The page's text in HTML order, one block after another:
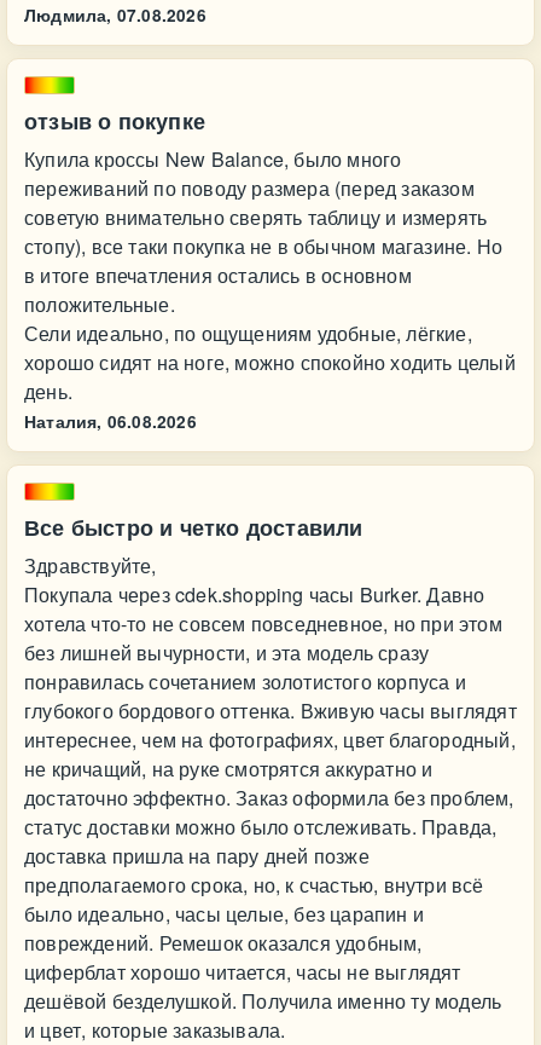
Людмила, 07.08.2026
отзыв о покупке
Купила кроссы New Balance, было много
переживаний по поводу размера (перед заказом
советую внимательно сверять таблицу и измерять
стопу), все таки покупка не в обычном магазине. Но
в итоге впечатления остались в основном
положительные.
Сели идеально, по ощущениям удобные, лёгкие,
хорошо сидят на ноге, можно спокойно ходить целый
день.
Наталия, 06.08.2026
Все быстро и четко доставили
Здравствуйте,
Покупала через cdek.shopping часы Burker. Давно
хотела что-то не совсем повседневное, но при этом
без лишней вычурности, и эта модель сразу
понравилась сочетанием золотистого корпуса и
глубокого бордового оттенка. Вживую часы выглядят
интереснее, чем на фотографиях, цвет благородный,
не кричащий, на руке смотрятся аккуратно и
достаточно эффектно. Заказ оформила без проблем,
статус доставки можно было отслеживать. Правда,
доставка пришла на пару дней позже
предполагаемого срока, но, к счастью, внутри всё
было идеально, часы целые, без царапин и
повреждений. Ремешок оказался удобным,
циферблат хорошо читается, часы не выглядят
дешёвой безделушкой. Получила именно ту модель
и цвет, которые заказывала.